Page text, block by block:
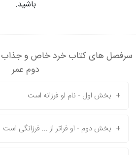
باشید.
سرفصل های کتاب خرد خاص و جذاب
دوم عمر
+ بخش اول - نام او فرزانه است
+ بخش دوم - او فراتر از ... فرزانگی است